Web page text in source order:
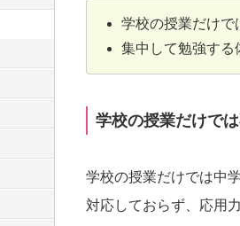
学校の授業だけで
集中して勉強する
学校の授業だけで
学校の授業だけでは中
対応しておらず、応用